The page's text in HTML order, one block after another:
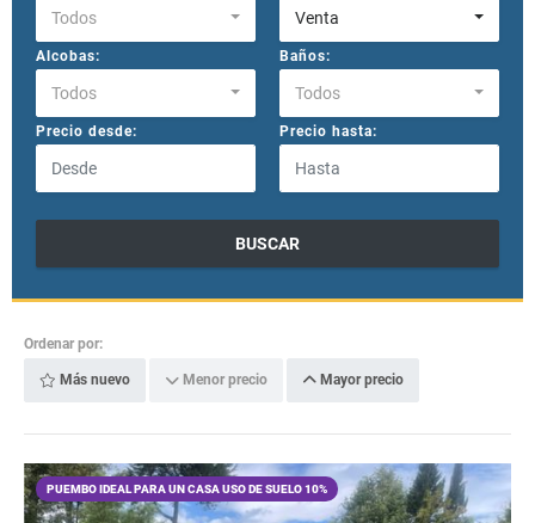
Todos Venta
Alcobas:
Todos
Baños:
Todos
Precio desde: Precio hasta:
BUSCAR
Ordenar por:
Más nuevo Menor precio Mayor precio
PUEMBO IDEAL PARA UN CASA USO DE SUELO 10%